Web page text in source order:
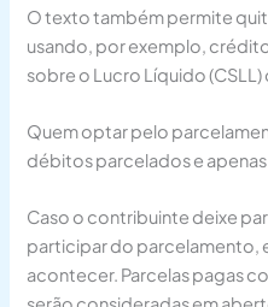
O texto também permite
usando, por exemplo,
sobre o Lucro Líquido (CSLL)
Quem optar pelo
débitos parcelados e
Caso o contribuinte deixe
participar do parcelamento,
acontecer. Parcelas pagas